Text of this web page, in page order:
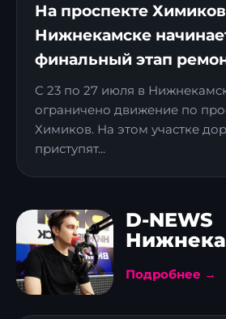
На проспекте
Нижнекамске
финальный этап
С 23 по 27 июля в
ограничено движение по
Химиков. На этом участке
приступят...
D-NEWS
Подробнее →